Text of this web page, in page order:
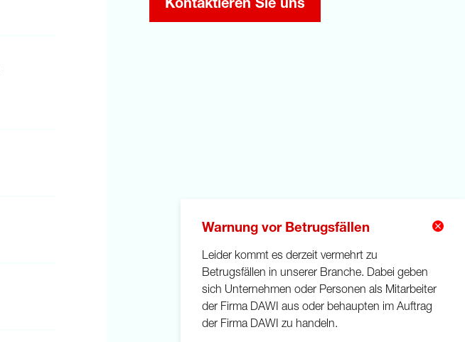
Kontaktieren Sie uns
Warnung vor Betrugsfällen
Leider kommt es derzeit vermehrt zu
Betrugsfällen in unserer Branche. Dabei geben
sich Unternehmen oder Personen als Mitarbeiter
der Firma DAWI aus oder behaupten im Auftrag
der Firma DAWI zu handeln.